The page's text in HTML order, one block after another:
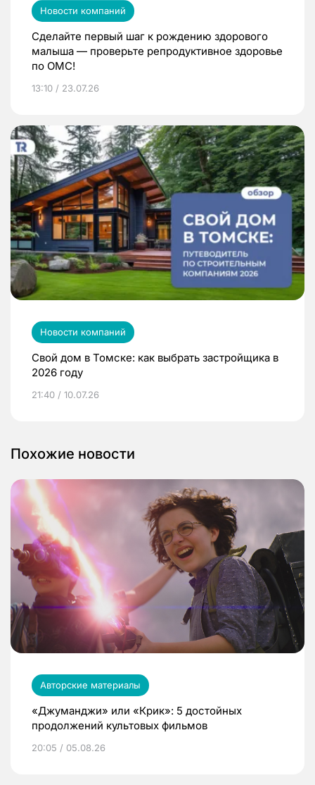
Новости компаний
Сделайте первый шаг к рождению здорового
малыша — проверьте репродуктивное здоровье
по ОМС!
13:10 / 23.07.26
Новости компаний
Свой дом в Томске: как выбрать застройщика в
2026 году
21:40 / 10.07.26
Похожие новости
Авторские материалы
«Джуманджи» или «Крик»: 5 достойных
продолжений культовых фильмов
20:05 / 05.08.26